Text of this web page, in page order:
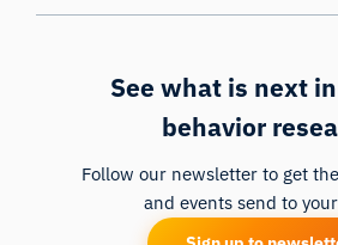
See what is next
behavior
Follow our newsletter to get
and events send to